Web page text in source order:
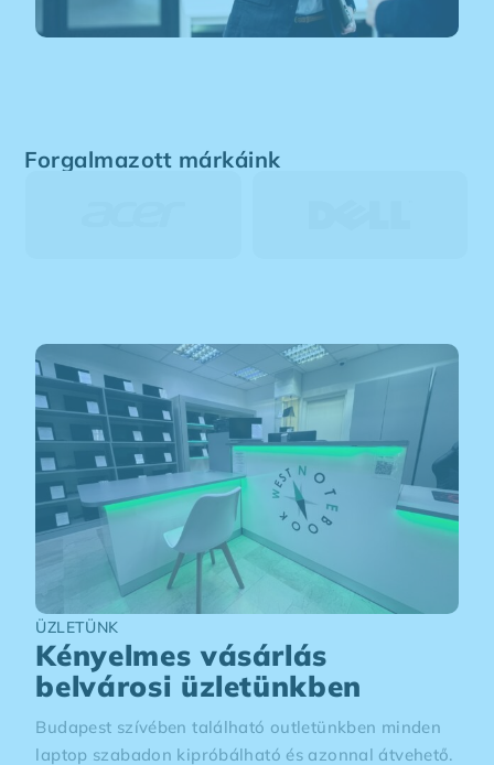
Forgalmazott márkáink
ÜZLETÜNK
Kényelmes vásárlás
belvárosi üzletünkben
Budapest szívében található outletünkben minden
laptop szabadon kipróbálható és azonnal átvehető.